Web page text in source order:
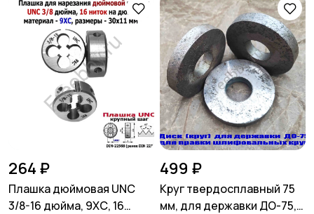
264 ₽
Плашка дюймовая UNC
3/8-16 дюйма, 9ХС, 16
499 ₽
Круг твердосплавный 75
мм, для державки ДО-75,